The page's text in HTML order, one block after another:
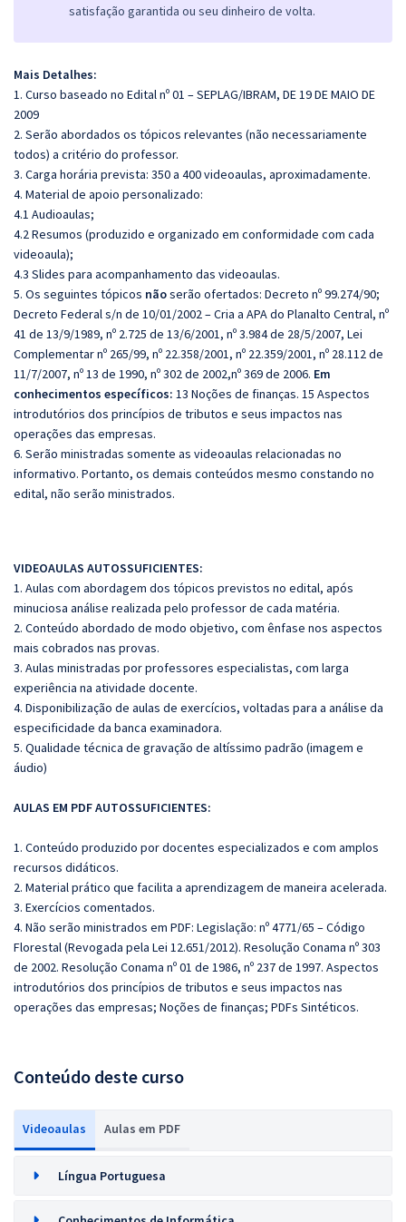
satisfação garantida ou seu dinheiro de volta.
Mais Detalhes:
1. Curso baseado no Edital nº 01 – SEPLAG/IBRAM, DE 19 DE MAIO DE
2009
2. Serão abordados os tópicos relevantes (não necessariamente
todos) a critério do professor.
3. Carga horária prevista: 350 a 400 videoaulas, aproximadamente.
4. Material de apoio personalizado:
4.1 Audioaulas;
4.2 Resumos (produzido e organizado em conformidade com cada
videoaula);
4.3 Slides para acompanhamento das videoaulas.
5. Os seguintes tópicos nãoserão ofertados: Decreto nº 99.274/90;
Decreto Federal s/n de 10/01/2002 – Cria a APA do Planalto Central, nº
41 de 13/9/1989, nº 2.725 de 13/6/2001, nº 3.984 de 28/5/2007, Lei
Complementar nº 265/99, nº 22.358/2001, nº 22.359/2001, nº 28.112 de
11/7/2007, nº 13 de 1990, nº 302 de 2002,nº 369 de 2006. Em
conhecimentos específicos: 13 Noções de finanças. 15 Aspectos
introdutórios dos princípios de tributos e seus impactos nas
operações das empresas.
6. Serão ministradas somente as videoaulas relacionadas no
informativo. Portanto, os demais conteúdos mesmo constando no
edital, não serão ministrados.
VIDEOAULAS AUTOSSUFICIENTES:
1. Aulas com abordagem dos tópicos previstos no edital, após
minuciosa análise realizada pelo professor de cada matéria.
2. Conteúdo abordado de modo objetivo, com ênfase nos aspectos
mais cobrados nas provas.
3. Aulas ministradas por professores especialistas, com larga
experiência na atividade docente.
4. Disponibilização de aulas de exercícios, voltadas para a análise da
especificidade da banca examinadora.
5. Qualidade técnica de gravação de altíssimo padrão (imagem e
áudio)
AULAS EM PDF AUTOSSUFICIENTES:
1. Conteúdo produzido por docentes especializados e com amplos
recursos didáticos.
2. Material prático que facilita a aprendizagem de maneira acelerada.
3. Exercícios comentados.
4. Não serão ministrados em PDF: Legislação: nº 4771/65 – Código
Florestal (Revogada pela Lei 12.651/2012). Resolução Conama nº 303
de 2002. Resolução Conama nº 01 de 1986, nº 237 de 1997. Aspectos
introdutórios dos princípios de tributos e seus impactos nas
operações das empresas; Noções de finanças; PDFs Sintéticos.
Conteúdo deste curso
Videoaulas Aulas em PDF
Língua Portuguesa